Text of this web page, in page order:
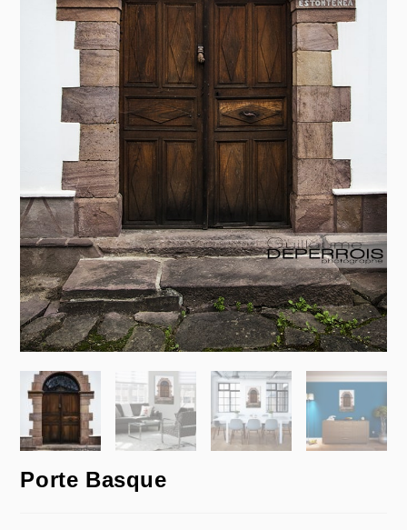
Porte Basque